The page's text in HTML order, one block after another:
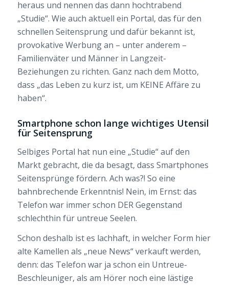
heraus und nennen das dann hochtrabend
„Studie“. Wie auch aktuell ein Portal, das für den
schnellen Seitensprung und dafür bekannt ist,
provokative Werbung an – unter anderem –
Familienväter und Männer in Langzeit-
Beziehungen zu richten. Ganz nach dem Motto,
dass „das Leben zu kurz ist, um KEINE Affäre zu
haben“.
Smartphone schon lange wichtiges Utensil
für Seitensprung
Selbiges Portal hat nun eine „Studie“ auf den
Markt gebracht, die da besagt, dass Smartphones
Seitensprünge fördern. Ach was?! So eine
bahnbrechende Erkenntnis! Nein, im Ernst: das
Telefon war immer schon DER Gegenstand
schlechthin für untreue Seelen.
Schon deshalb ist es lachhaft, in welcher Form hier
alte Kamellen als „neue News“ verkauft werden,
denn: das Telefon war ja schon ein Untreue-
Beschleuniger, als am Hörer noch eine lästige